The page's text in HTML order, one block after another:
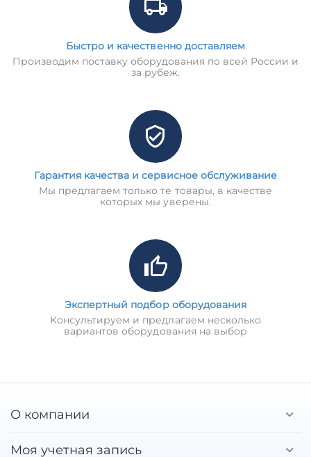
Быстро и качественно доставляем
Производим поставку оборудования по всей России и
за рубеж.
Гарантия качества и сервисное обслуживание
Мы предлагаем только те товары, в качестве
которых мы уверены.
Экспертный подбор оборудования
Консультируем и предлагаем несколько
вариантов оборудования на выбор
О компании
Моя учетная запись